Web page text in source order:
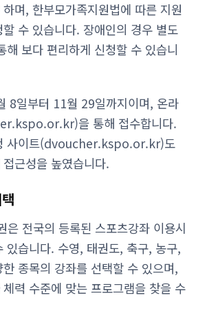
며, 한부모가족지원법에 따른 지원
수 있습니다. 장애인의 경우 별도
해 보다 편리하게 신청할 수 있습니
8일부터 11월 29일까지이며, 온라
을 통해 접수합니다.
사이트(dvoucher.kspo.or.kr)도
근성을 높였습니다.
은 전국의 등록된 스포츠강좌 이용시
있습니다. 수영, 태권도, 축구, 농구,
종목의 강좌를 선택할 수 있으며,
력 수준에 맞는 프로그램을 찾을 수